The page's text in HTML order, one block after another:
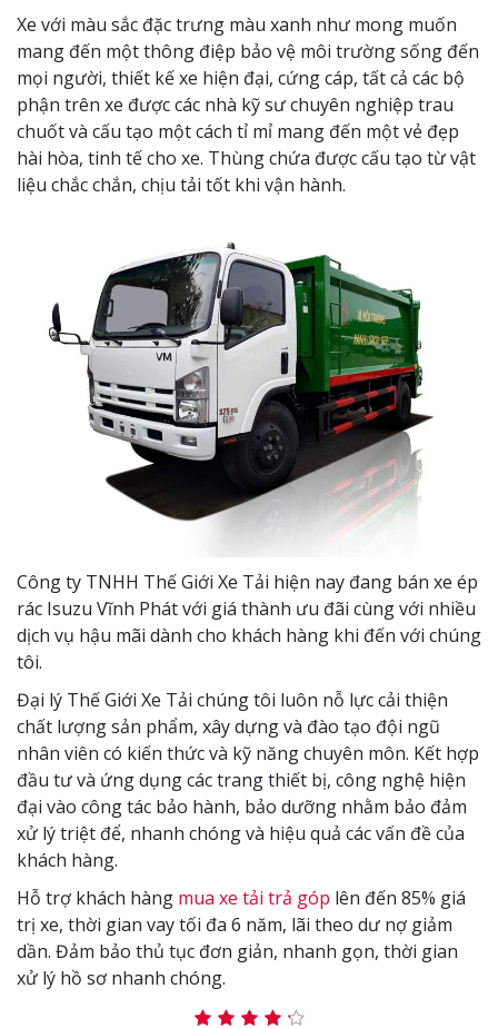
Xe với màu sắc đặc trưng màu xanh như mong muốn
mang đến một thông điệp bảo vệ môi trường sống đến
mọi người, thiết kế xe hiện đại, cứng cáp, tất cả các bộ
phận trên xe được các nhà kỹ sư chuyên nghiệp trau
chuốt và cấu tạo một cách tỉ mỉ mang đến một vẻ đẹp
hài hòa, tinh tế cho xe. Thùng chứa được cấu tạo từ vật
liệu chắc chắn, chịu tải tốt khi vận hành.
Công ty TNHH Thế Giới Xe Tải hiện nay đang bán xe ép
rác Isuzu Vĩnh Phát với giá thành ưu đãi cùng với nhiều
dịch vụ hậu mãi dành cho khách hàng khi đến với chúng
tôi.
Đại lý Thế Giới Xe Tải chúng tôi luôn nỗ lực cải thiện
chất lượng sản phẩm, xây dựng và đào tạo đội ngũ
nhân viên có kiến thức và kỹ năng chuyên môn. Kết hợp
đầu tư và ứng dụng các trang thiết bị, công nghệ hiện
đại vào công tác bảo hành, bảo dưỡng nhằm bảo đảm
xử lý triệt để, nhanh chóng và hiệu quả các vấn đề của
khách hàng.
Hỗ trợ khách hàng mua xe tải trả góp lên đến 85% giá
trị xe, thời gian vay tối đa 6 năm, lãi theo dư nợ giảm
dần. Đảm bảo thủ tục đơn giản, nhanh gọn, thời gian
xử lý hồ sơ nhanh chóng.